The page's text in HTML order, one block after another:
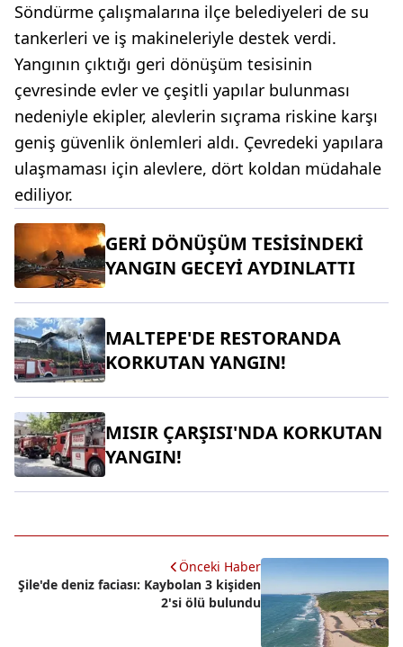
Söndürme çalışmalarına ilçe belediyeleri de su
tankerleri ve iş makineleriyle destek verdi.
Yangının çıktığı geri dönüşüm tesisinin
çevresinde evler ve çeşitli yapılar bulunması
nedeniyle ekipler, alevlerin sıçrama riskine karşı
geniş güvenlik önlemleri aldı. Çevredeki yapılara
ulaşmaması için alevlere, dört koldan müdahale
ediliyor.
GERİ DÖNÜŞÜM TESİSİNDEKİ
YANGIN GECEYİ AYDINLATTI
MALTEPE'DE RESTORANDA
KORKUTAN YANGIN!
MISIR ÇARŞISI'NDA KORKUTAN
YANGIN!
Önceki Haber
Şile'de deniz faciası: Kaybolan 3 kişiden
2'si ölü bulundu